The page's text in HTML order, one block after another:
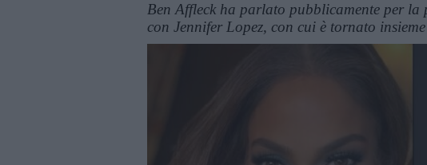
Ben Affleck ha parlato pubblicamente per
con Jennifer Lopez, con cui è tornato